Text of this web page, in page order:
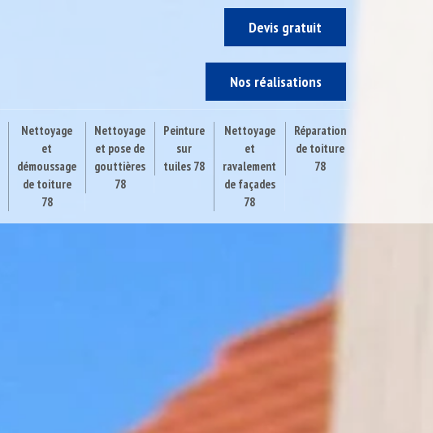
Devis gratuit
Nos réalisations
Nettoyage
et
démoussage
de toiture
78
Nettoyage
et pose de
gouttières
78
Peinture
sur
tuiles 78
Nettoyage
et
ravalement
de façades
78
Réparation
de toiture
78